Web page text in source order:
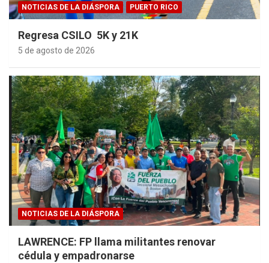
NOTICIAS DE LA DIÁSPORA PUERTO RICO
Regresa CSILO 5K y 21K
5 de agosto de 2026
NOTICIAS DE LA DIÁSPORA
LAWRENCE: FP llama militantes renovar
cédula y empadronarse